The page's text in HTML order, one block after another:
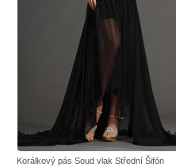
Korálkový pás Soud vlak Střední Šifón